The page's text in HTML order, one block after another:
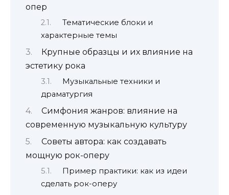
опер
Тематические блоки и
характерные темы
Крупные образцы и их влияние на
эстетику рока
Музыкальные техники и
драматургия
Симфония жанров: влияние на
современную музыкальную культуру
Советы автора: как создавать
мощную рок-оперу
Пример практики: как из идеи
сделать рок-оперу